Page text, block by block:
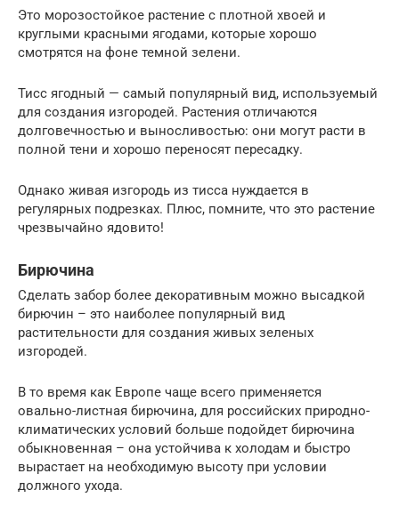
Это морозостойкое растение с плотной хвоей и
круглыми красными ягодами, которые хорошо
смотрятся на фоне темной зелени.
Тисс ягодный — самый популярный вид, используемый
для создания изгородей. Растения отличаются
долговечностью и выносливостью: они могут расти в
полной тени и хорошо переносят пересадку.
Однако живая изгородь из тисса нуждается в
регулярных подрезках. Плюс, помните, что это растение
чрезвычайно ядовито!
Бирючина
Сделать забор более декоративным можно высадкой
бирючин – это наиболее популярный вид
растительности для создания живых зеленых
изгородей.
В то время как Европе чаще всего применяется
овально-листная бирючина, для российских природно-
климатических условий больше подойдет бирючина
обыкновенная – она устойчива к холодам и быстро
вырастает на необходимую высоту при условии
должного ухода.